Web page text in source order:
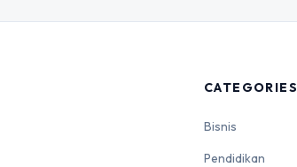
CATEGORIES
Bisnis
Pendidikan